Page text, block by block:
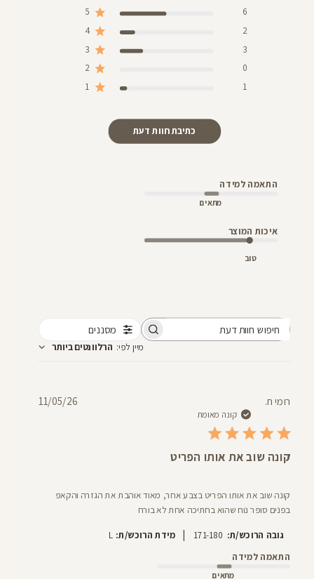
5 6
4
2
3
3
2 0
1 1
כתיבת חוות דעת
התאמה למידה
מתאים
איכות המוצר
טוב
מסננים
מיין לפי: הרלוונטים ביותר
רומי ח.
קונה מאומת
קונה שוב את אותו הפריט
קונה שוב את אותו הפריט בצבע אחר, מאוד אוהבת את הגזרה והקאפ
בפנים סופר נוח שהוא בחתיכה אחת לא בורח
גובה הרוכש/ת: 171-180
| מידת הרוכש/ת: L
התאמה למידה
מתאים
11/05/26